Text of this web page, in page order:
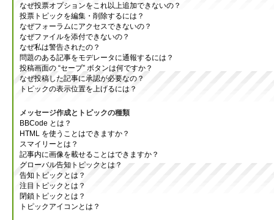
なぜ投票オプションをこれ以上追加できないの？
投票トピックを編集・削除するには？
なぜフォーラムにアクセスできないの？
なぜファイルを添付できないの？
なぜ私は警告されたの？
問題のある記事をモデレータに通報するには？
投稿画面の “セーブ” ボタンは何ですか？
なぜ投稿した記事に承認が必要なの？
トピックの表示位置を上げるには？
メッセージ作成とトピックの種類
BBCode とは？
HTML を使うことはできますか？
スマイリーとは？
記事内に画像を載せることはできますか？
グローバル告知トピックとは？
告知トピックとは？
注目トピックとは？
閉鎖トピックとは？
トピックアイコンとは？